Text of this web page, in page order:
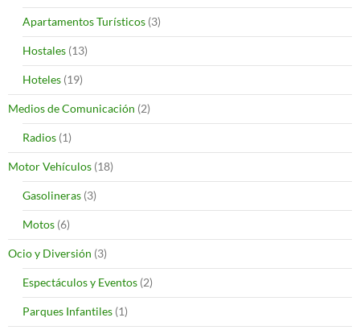
Apartamentos Turísticos (3)
Hostales (13)
Hoteles (19)
Medios de Comunicación (2)
Radios (1)
Motor Vehículos (18)
Gasolineras (3)
Motos (6)
Ocio y Diversión (3)
Espectáculos y Eventos (2)
Parques Infantiles (1)